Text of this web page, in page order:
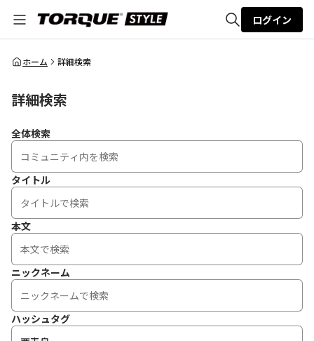
全体検索
ログイン
ホーム 詳細検索
詳細検索
全体検索
タイトル
本文
ニックネーム
ハッシュタグ